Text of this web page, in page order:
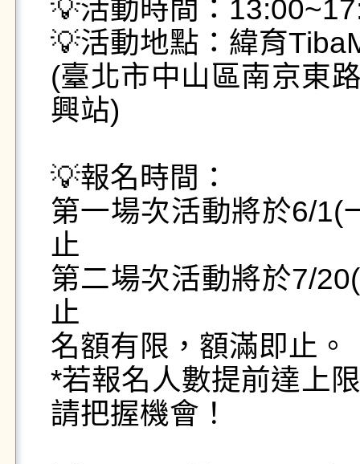
💡活動時間：
💡活動地點：緯育
(臺北市中山區南京東
興站)
💡報名時間：
第一場次活動將於6/1(
止
第二場次活動將於7/
止
名額有限，額滿即止。
*若報名人數提前達上
請把握機會！